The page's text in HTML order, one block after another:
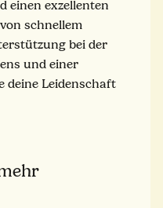
einen exzellenten
schnellem
bei der
und einer
deine Leidenschaft